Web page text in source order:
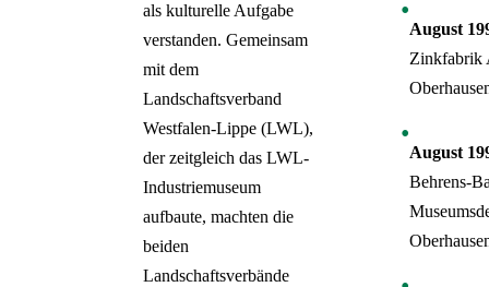
als kulturelle Aufgabe
verstanden. Gemeinsam
mit dem
Landschaftsverband
Westfalen-Lippe (LWL),
der zeitgleich das LWL-
Industriemuseum
aufbaute, machten die
beiden
Landschaftsverbände
August
Zinkfabrik
August
Behrens-